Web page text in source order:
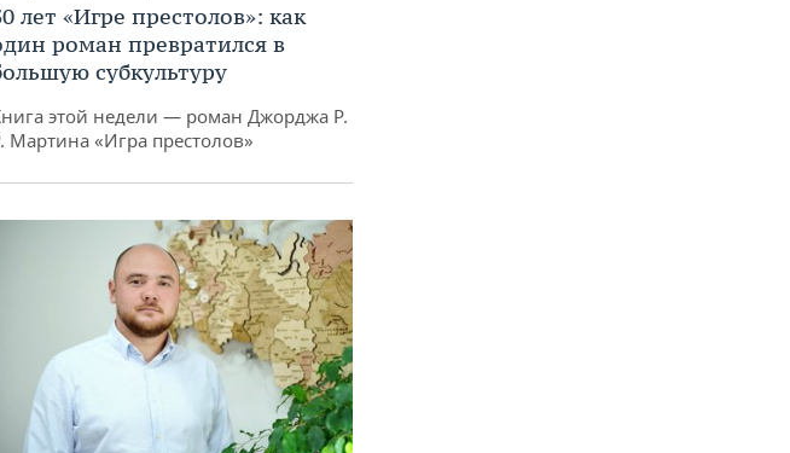
лет «Игре престолов»: как
роман превратился в
субкультуру
этой недели — роман Джорджа Р.
Мартина «Игра престолов»